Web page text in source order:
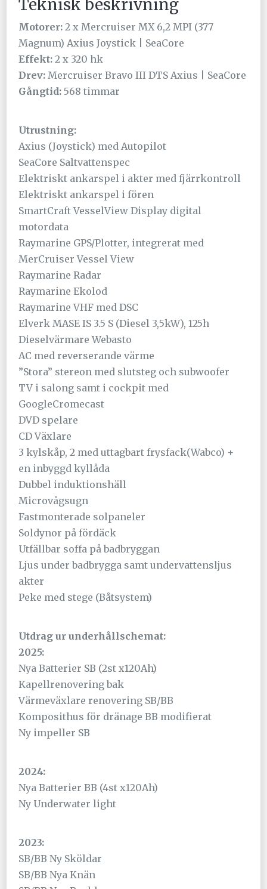
Teknisk beskrivning
Motorer: 2 x Mercruiser MX 6,2 MPI (377
Magnum) Axius Joystick | SeaCore
Effekt: 2 x 320 hk
Drev: Mercruiser Bravo III DTS Axius | SeaCore
Gångtid: 568 timmar
Utrustning:
Axius (Joystick) med Autopilot
SeaCore Saltvattenspec
Elektriskt ankarspel i akter med fjärrkontroll
Elektriskt ankarspel i fören
SmartCraft VesselView Display digital
motordata
Raymarine GPS/Plotter, integrerat med
MerCruiser Vessel View
Raymarine Radar
Raymarine Ekolod
Raymarine VHF med DSC
Elverk MASE IS 3.5 S (Diesel 3,5kW), 125h
Dieselvärmare Webasto
AC med reverserande värme
”Stora” stereon med slutsteg och subwoofer
TV i salong samt i cockpit med
GoogleCromecast
DVD spelare
CD Växlare
3 kylskåp, 2 med uttagbart frysfack(Wabco) +
en inbyggd kyllåda
Dubbel induktionshäll
Microvågsugn
Fastmonterade solpaneler
Soldynor på fördäck
Utfällbar soffa på badbryggan
Ljus under badbrygga samt undervattensljus
akter
Peke med stege (Båtsystem)
Utdrag ur underhållschemat:
2025:
Nya Batterier SB (2st x120Ah)
Kapellrenovering bak
Värmeväxlare renovering SB/BB
Komposithus för dränage BB modifierat
Ny impeller SB
2024:
Nya Batterier BB (4st x120Ah)
Ny Underwater light
2023:
SB/BB Ny Sköldar
SB/BB Nya Knän